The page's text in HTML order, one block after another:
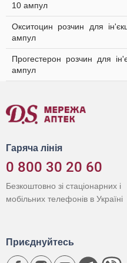
10 ампул
Окситоцин розчин для
ампул
Прогестерон розчин для
ампул
Гаряча лінія
0 800 30 20 60
Безкоштовно зі стаціонарних і
мобільних телефонів в Україні
Приєднуйтесь